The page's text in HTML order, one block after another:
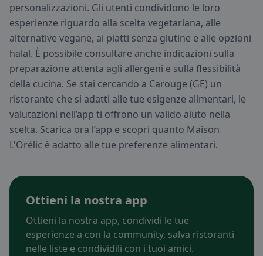
personalizzazioni. Gli utenti condividono le loro
esperienze riguardo alla scelta vegetariana, alle
alternative vegane, ai piatti senza glutine e alle opzioni
halal. È possibile consultare anche indicazioni sulla
preparazione attenta agli allergeni e sulla flessibilità
della cucina. Se stai cercando a Carouge (GE) un
ristorante che si adatti alle tue esigenze alimentari, le
valutazioni nell’app ti offrono un valido aiuto nella
scelta. Scarica ora l’app e scopri quanto Maison
L'Orélic è adatto alle tue preferenze alimentari.
Ottieni la nostra app
Ottieni la nostra app, condividi le tue
esperienze a con la community, salva ristoranti
nelle liste e condividili con i tuoi amici.